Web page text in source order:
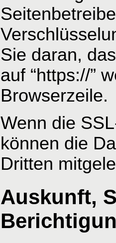
Sie daran,
auf “https://”
Browserzeile.
Wenn die
können die
Dritten
Auskunft,